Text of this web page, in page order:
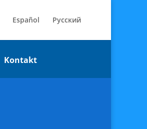
Español Русский
Kontakt